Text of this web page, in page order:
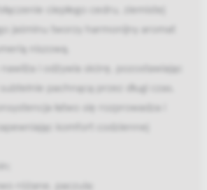
ciepłego cedru, ziemistej
jaśminu tworzy harmonijny aromat
niszową.
i odżywia skórę, pozostawiając
pachnącą przez długi czas.
łatwo się rozprowadza i
komfort codziennej
różane, paczula;